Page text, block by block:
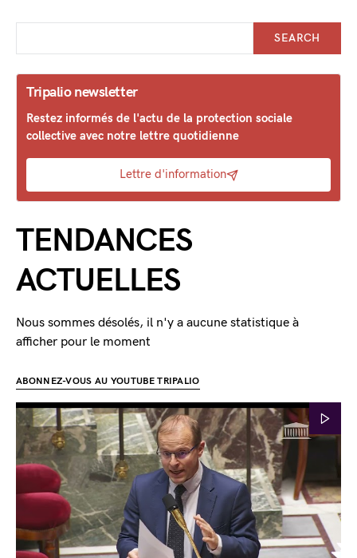
SEARCH
Tripalio newsletter
Restez informés de l'actu de la protection sociale
collective avec notre lettre quotidienne
Lettre d'information
TENDANCES
ACTUELLES
Nous sommes désolés, il n'y a aucune statistique à
afficher pour le moment
ABONNEZ-VOUS AU YOUTUBE TRIPALIO